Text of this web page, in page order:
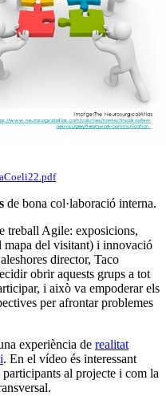
de bona col·laboració interna.
treball Agile: exposicions,
mapa del visitant) i innovació
director, Taco
obrir aquests grups a tot
i això va empoderar els
per afrontar problemes
experiència de realitat
. En el vídeo és interessant
al projecte i com la